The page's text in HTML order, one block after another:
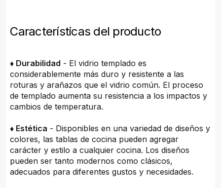
Características del producto
♦ Durabilidad - El vidrio templado es
considerablemente más duro y resistente a las
roturas y arañazos que el vidrio común. El proceso
de templado aumenta su resistencia a los impactos y
cambios de temperatura.
♦ Estética - Disponibles en una variedad de diseños y
colores, las tablas de cocina pueden agregar
carácter y estilo a cualquier cocina. Los diseños
pueden ser tanto modernos como clásicos,
adecuados para diferentes gustos y necesidades.